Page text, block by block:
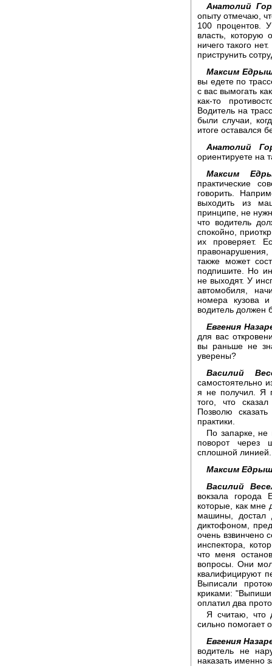
Анатолий
опыту отмечаю,
100 процентов.
власть,
ничего такого
приструнить
Максим
вы едете по
с вас вымогать
как-то
Водитель на
были случаи,
итоге оставался
Анатолий
ориентируете на
Максим
практические
говорить.
выходить из
принципе, не
что водитель
спокойно,
их проверяет.
также может
подпишите. Но
не выходят. У
автомобиля,
номера кузова
водитель должен
Евгения
для вас
вы раньше не
уверены?
Василий
самостоятельно
я не получил. Я
того, что
Позволю
практики.
По запарке, не
поворот через
сплошной линией.
Максим
Василий
вокзала города
которые, как мне
машины, достал
диктофоном,
очень взвинчено
инспектора,
что меня
вопросы. Они
квалифицируют
Выписали
криками:
оплатил два
Я считаю, что
сильно помогает
Евгения
водитель не
наказать именно